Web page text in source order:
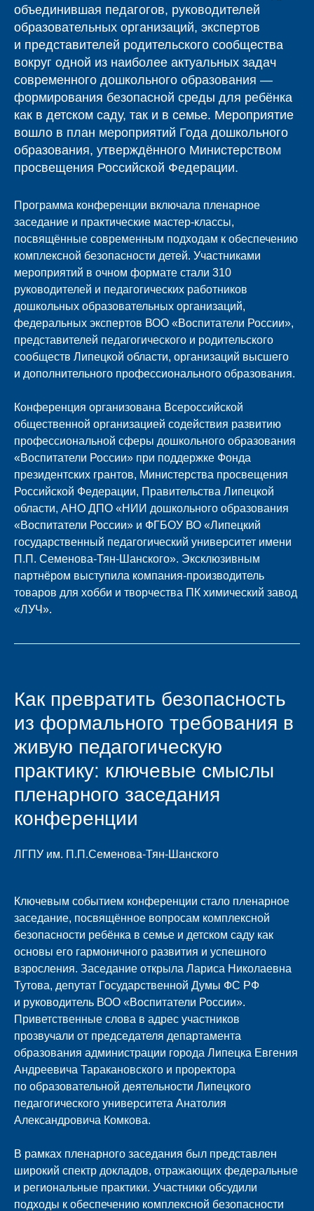
объединившая педагогов, руководителей
образовательных организаций, экспертов
и представителей родительского сообщества
вокруг одной из наиболее актуальных задач
современного дошкольного образования —
формирования безопасной среды для ребёнка
как в детском саду, так и в семье. Мероприятие
вошло в план мероприятий Года дошкольного
образования, утверждённого Министерством
просвещения Российской Федерации.
Программа конференции включала пленарное
заседание и практические мастер-классы,
посвящённые современным подходам к обеспечению
комплексной безопасности детей. Участниками
мероприятий в очном формате стали 310
руководителей и педагогических работников
дошкольных образовательных организаций,
федеральных экспертов ВОО «Воспитатели России»,
представителей педагогического и родительского
сообществ Липецкой области, организаций высшего
и дополнительного профессионального образования.
Конференция организована Всероссийской
общественной организацией содействия развитию
профессиональной сферы дошкольного образования
«Воспитатели России» при поддержке Фонда
президентских грантов, Министерства просвещения
Российской Федерации, Правительства Липецкой
области, АНО ДПО «НИИ дошкольного образования
«Воспитатели России» и ФГБОУ ВО «Липецкий
государственный педагогический университет имени
П.П. Семенова-Тян-Шанского». Эксклюзивным
партнёром выступила компания-производитель
товаров для хобби и творчества ПК химический завод
«ЛУЧ».
Как превратить безопасность
из формального требования в
живую педагогическую
практику: ключевые смыслы
пленарного заседания
конференции
ЛГПУ им. П.П.Семенова-Тян-Шанского
Ключевым событием конференции стало пленарное
заседание, посвящённое вопросам комплексной
безопасности ребёнка в семье и детском саду как
основы его гармоничного развития и успешного
взросления. Заседание открылa Лариса Николаевна
Тутова, депутат Государственной Думы ФС РФ
и руководитель ВОО «Воспитатели России».
Приветственные слова в адрес участников
прозвучали от председателя департамента
образования администрации города Липецка Евгения
Андреевича Таракановского и проректора
по образовательной деятельности Липецкого
педагогического университета Анатолия
Александровича Комкова.
В рамках пленарного заседания был представлен
широкий спектр докладов, отражающих федеральные
и региональные практики. Участники обсудили
подходы к обеспечению комплексной безопасности